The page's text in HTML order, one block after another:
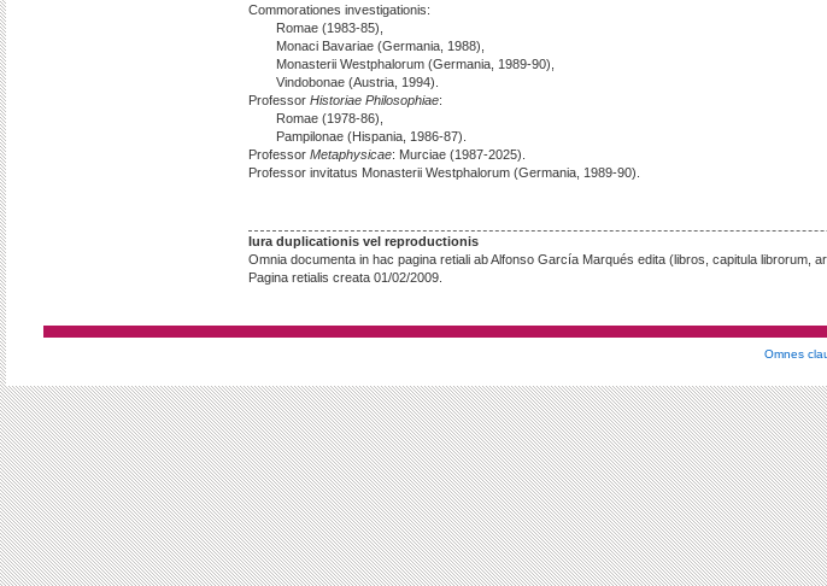
Commorationes investigationis:
Romae (1983-85),
Monaci Bavariae (Germania, 1988),
Monasterii Westphalorum (Germania, 1989-90),
Vindobonae (Austria, 1994).
ProfessorHistoriae Philosophiae:
Romae (1978-86),
Pampilonae (Hispania, 1986-87).
ProfessorMetaphysicae: Murciae (1987-2025).
Professor invitatus Monasterii Westphalorum (Germania, 1989-90).
Iura duplicationis vel reproductionis
Omnia documenta in hac pagina retiali ab Alfonso García Marqués edita (libros, capitula
Pagina retialis creata 01/02/2009.
Omnes